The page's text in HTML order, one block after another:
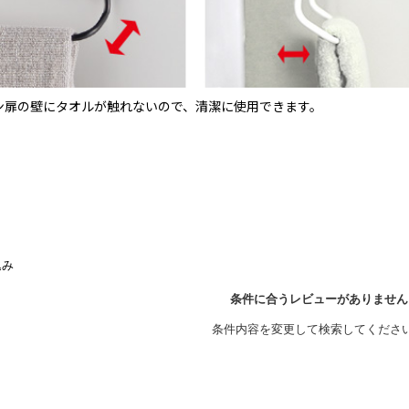
の壁にタオルが触れないので、清潔に使用できます。